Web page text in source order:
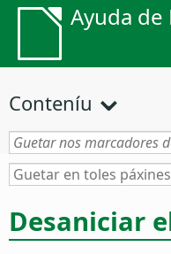
Ayuda
Conteníu
Desaniciar